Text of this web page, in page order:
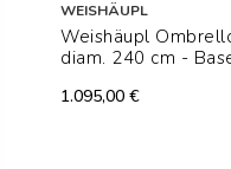
WEISHÄUPL
Weishäupl
diam. 240 cm -
1.095,00 €